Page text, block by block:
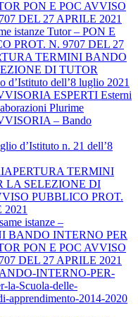
PON E POC AVVISO
DEL 27 APRILE 2021
istanze Tutor – PON E
PROT. N. 9707 DEL 27
TERMINI BANDO
DI TUTOR
d’Istituto dell’8 luglio 2021
ESPERTI Esterni
Plurime
– Bando
d’Istituto n. 21 dell’8
TERMINI
LA SELEZIONE DI
PUBBLICO PROT.
istanze –
BANDO INTERNO PER
PON E POC AVVISO
DEL 27 APRILE 2021
INTERNO-PER-
la-Scuola-delle-
apprendimento-2014-2020